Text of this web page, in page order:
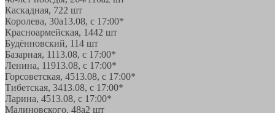
Каскадная, 722 шт
Королева, 30а13.08, с 17:00*
Красноармейская, 1442 шт
Будённовский, 114 шт
Базарная, 1113.08, с 17:00*
Ленина, 11913.08, с 17:00*
Горсоветская, 4513.08, с 17:00*
Тибетская, 3413.08, с 17:00*
Ларина, 4513.08, с 17:00*
Малиновского, 48а2 шт